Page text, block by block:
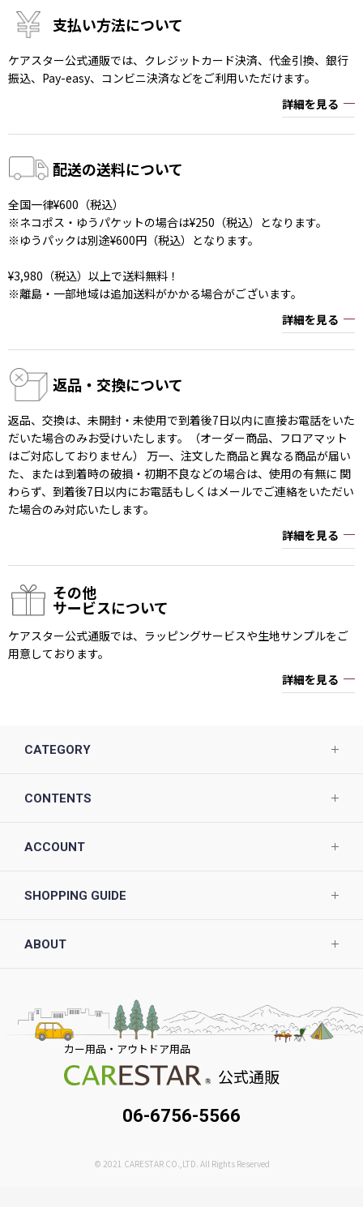
支払い方法について
ケアスター公式通販では、クレジットカード決済、代金引換、銀行
振込、Pay-easy、コンビニ決済などをご利用いただけます。
詳細を見る
配送の送料について
全国一律¥600（税込）
※ネコポス・ゆうパケットの場合は¥250（税込）となります。
※ゆうパックは別途¥600円（税込）となります。
¥3,980（税込）以上で送料無料！
※離島・一部地域は追加送料がかかる場合がございます。
詳細を見る
返品・交換について
返品、交換は、未開封・未使用で到着後7日以内に直接お電話をいた
だいた場合のみお受けいたします。（オーダー商品、フロアマット
はご対応しておりません） 万一、注文した商品と異なる商品が届い
た、または到着時の破損・初期不良などの場合は、使用の有無に 関
わらず、到着後7日以内にお電話もしくはメールでご連絡をいただい
た場合のみ対応いたします。
詳細を見る
その他
サービスについて
ケアスター公式通販では、ラッピングサービスや生地サンプルをご
用意しております。
詳細を見る
CATEGORY
CONTENTS
ACCOUNT
SHOPPING GUIDE
ABOUT
カー用品・アウトドア用品
公式通販
06-6756-5566
© 2021 CARESTAR CO.,LTD. All Rights Reserved